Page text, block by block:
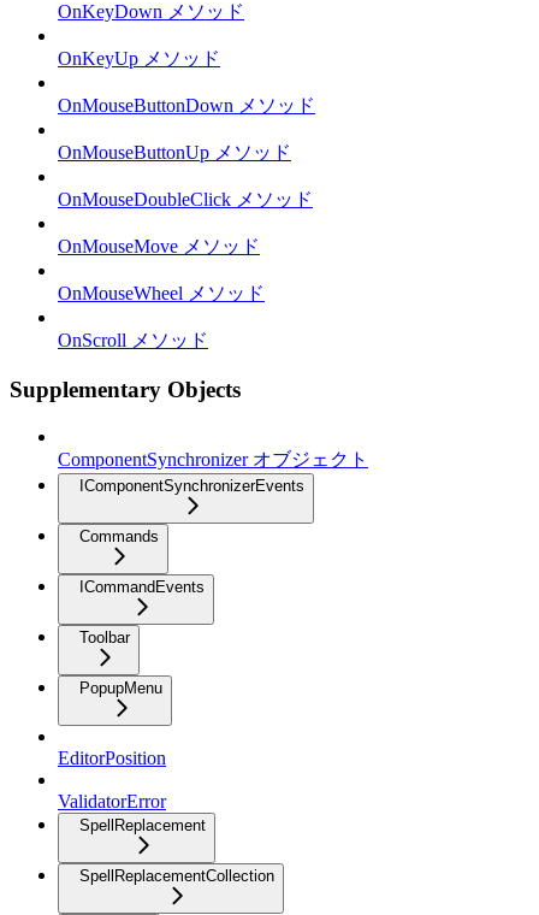
OnKeyDown メソッド
OnKeyUp メソッド
OnMouseButtonDown メソッド
OnMouseButtonUp メソッド
OnMouseDoubleClick メソッド
OnMouseMove メソッド
OnMouseWheel メソッド
OnScroll メソッド
Supplementary Objects
ComponentSynchronizer オブジェクト
IComponentSynchronizerEvents
Commands
ICommandEvents
Toolbar
PopupMenu
EditorPosition
ValidatorError
SpellReplacement
SpellReplacementCollection